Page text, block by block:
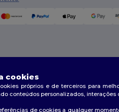
cookies
próprios e de terceiros para
conteúdos personalizados,
de cookies a qualquer